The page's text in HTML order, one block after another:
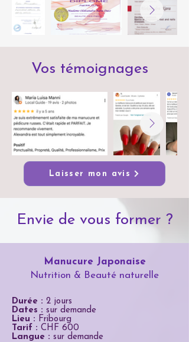
Vos témoignages
Laisser mon avis
Envie de vous former ?
Manucure Japonaise
Nutrition & Beauté naturelle
Durée : 2 jours
Dates : sur demande
Lieu : Fribourg
Tarif : CHF 600
Langue : sur demande